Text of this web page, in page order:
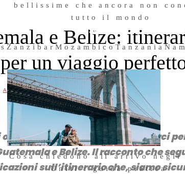
bellissime che ancora non
tutto il mondo
23 Giugno 2026
Zanzibar MozambicoTanzania
Cosa chiedono all’arrivo negli
Uniti : guida pratica
e Belize:
un viaggio
AMERICHE,TRAVEL
è Andrea, che torna a trovarci
e Belize. Il racconto che
sull’itinerario che, siamo